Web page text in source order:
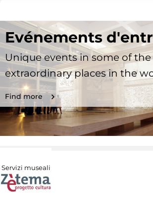
Evénements
Unique events in some of
extraordinary places in the
Find more
Servizi museali